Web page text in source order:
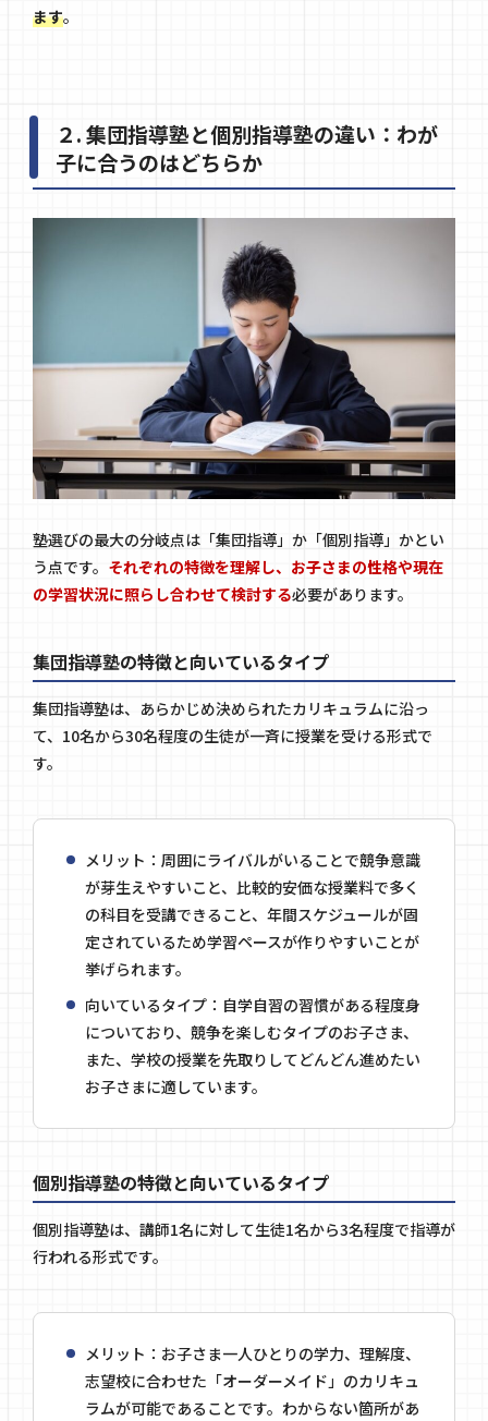
ます。
２. 集団指導塾と個別指導塾の違い：わが
子に合うのはどちらか
塾選びの最大の分岐点は「集団指導」か「個別指導」かとい
う点です。 それぞれの特徴を理解し、お子さまの性格や現在
の学習状況に照らし合わせて検討する必要があります。
集団指導塾の特徴と向いているタイプ
集団指導塾は、あらかじめ決められたカリキュラムに沿っ
て、10名から30名程度の生徒が一斉に授業を受ける形式で
す。
メリット：周囲にライバルがいることで競争意識
が芽生えやすいこと、比較的安価な授業料で多く
の科目を受講できること、年間スケジュールが固
定されているため学習ペースが作りやすいことが
挙げられます。
向いているタイプ：自学自習の習慣がある程度身
についており、競争を楽しむタイプのお子さま、
また、学校の授業を先取りしてどんどん進めたい
お子さまに適しています。
個別指導塾の特徴と向いているタイプ
個別指導塾は、講師1名に対して生徒1名から3名程度で指導が
行われる形式です。
メリット：お子さま一人ひとりの学力、理解度、
志望校に合わせた「オーダーメイド」のカリキュ
ラムが可能であることです。わからない箇所があ